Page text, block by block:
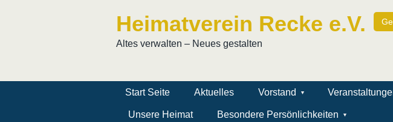
Heimatverein Recke e.V.
Altes verwalten – Neues gestalten
Start Seite Aktuelles Vorstand
Unsere Heimat Besondere Persönlichkeiten